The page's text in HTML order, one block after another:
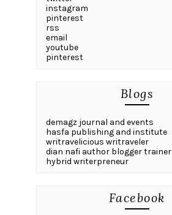
instagram
pinterest
rss
email
youtube
pinterest
Blogs
demagz journal and events
hasfa publishing and institute
writravelicious writraveler
dian nafi author blogger trainer
hybrid writerpreneur
Facebook